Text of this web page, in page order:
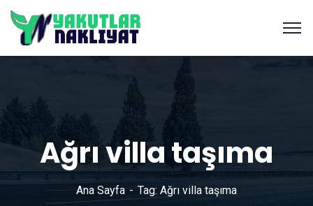
Ağrı villa taşıma
Ana Sayfa Tag: Ağrı villa taşıma